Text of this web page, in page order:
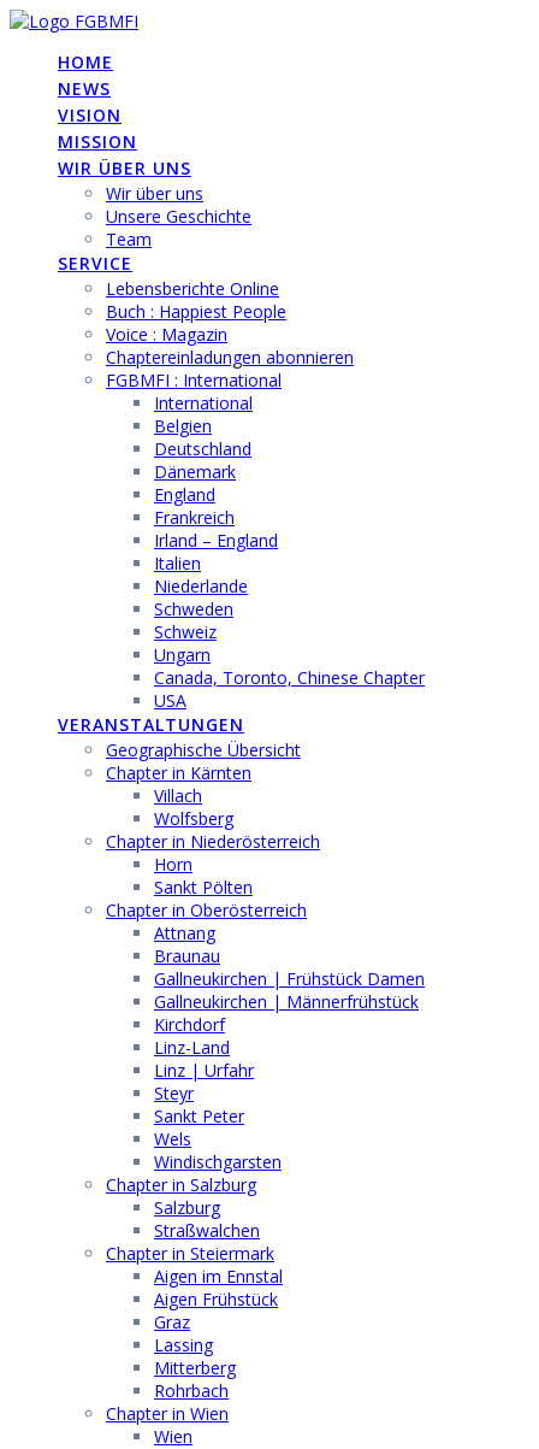
Skip
contentHOME
NEWS
VISION
MISSION
WIR ÜBER UNS
Wir über uns
Unsere Geschichte
Team
SERVICE
Lebensberichte Online
Buch : Happiest People
Voice : Magazin
Chaptereinladungen abonnieren
FGBMFI : International
International
Belgien
Deutschland
Dänemark
England
Frankreich
Irland – England
Italien
Niederlande
Schweden
Schweiz
Ungarn
Canada, Toronto, Chinese Chapter
USA
VERANSTALTUNGEN
Geographische Übersicht
Chapter in Kärnten
Villach
Wolfsberg
Chapter in Niederösterreich
Horn
Sankt Pölten
Chapter in Oberösterreich
Attnang
Braunau
Gallneukirchen | Frühstück Damen
Gallneukirchen | Männerfrühstück
Kirchdorf
Linz-Land
Linz | Urfahr
Steyr
Sankt Peter
Wels
Windischgarsten
Chapter in Salzburg
Salzburg
Straßwalchen
Chapter in Steiermark
Aigen im Ennstal
Aigen Frühstück
Graz
Lassing
Mitterberg
Rohrbach
Chapter in Wien
Wien